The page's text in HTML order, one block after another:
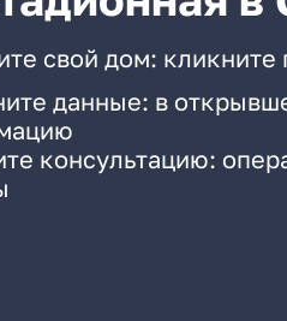
свой дом:
данные: в
консультацию: